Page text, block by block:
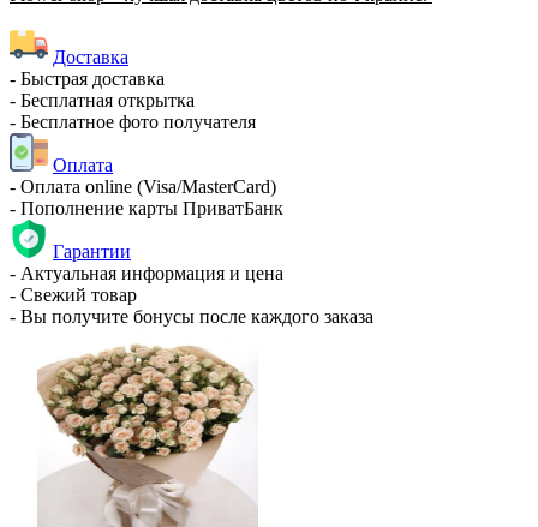
Доставка
- Быстрая доставка
- Бесплатная открытка
- Бесплатное фото получателя
Оплата
- Оплата online (Visa/MasterCard)
- Пополнение карты ПриватБанк
Гарантии
- Актуальная информация и цена
- Свежий товар
- Вы получите бонусы после каждого заказа